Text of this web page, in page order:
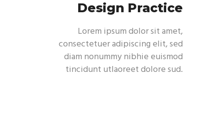
Design Practice
Lorem ipsum dolor sit amet,
consectetuer adipiscing elit, sed
diam nonummy nibhie euismod
tincidunt utlaoreet dolore sud.